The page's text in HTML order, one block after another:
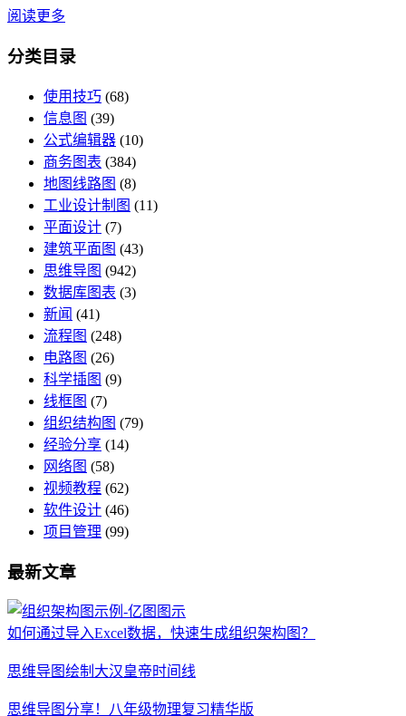
阅读更多
分类目录
使用技巧 (68)
信息图 (39)
公式编辑器 (10)
商务图表 (384)
地图线路图 (8)
工业设计制图 (11)
平面设计 (7)
建筑平面图 (43)
思维导图 (942)
数据库图表 (3)
新闻 (41)
流程图 (248)
电路图 (26)
科学插图 (9)
线框图 (7)
组织结构图 (79)
经验分享 (14)
网络图 (58)
视频教程 (62)
软件设计 (46)
项目管理 (99)
最新文章
如何通过导入Excel数据，快速生成组织架构图？
思维导图绘制大汉皇帝时间线
思维导图分享！八年级物理复习精华版